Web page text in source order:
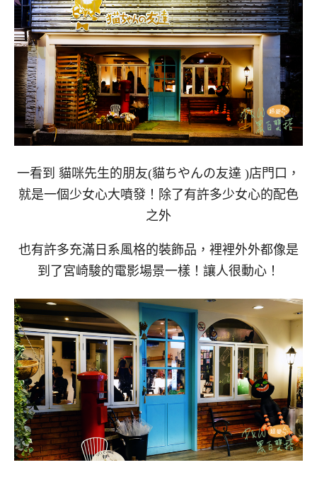
一看到 貓咪先生的朋友(貓ちやんの友達 )店門口，
就是一個少女心大噴發！除了有許多少女心的配色
之外
也有許多充滿日系風格的裝飾品，裡裡外外都像是
到了宮崎駿的電影場景一樣！讓人很動心！